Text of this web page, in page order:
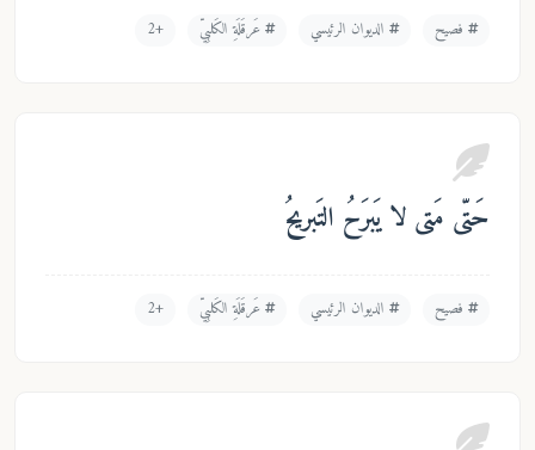
الديوان الرئيسي عَرقَلَةِ الكَلبِيّ +2
مَتى لا يَبرَحُ التَبريحُ
الديوان الرئيسي عَرقَلَةِ الكَلبِيّ +2